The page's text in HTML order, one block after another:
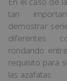
tan
demostrar
diferentes
rondando
requisito para
las azafatas.